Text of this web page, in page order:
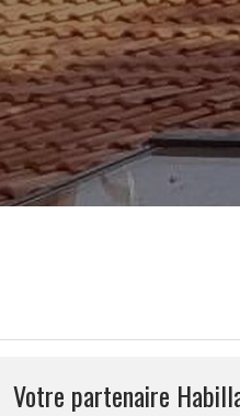
Votre partenaire